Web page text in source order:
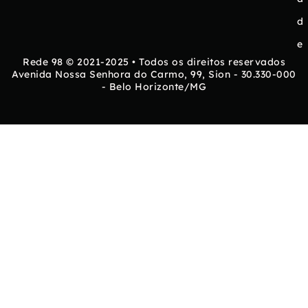
d
e
Rede 98 © 2021-2025 • Todos os direitos reservados
Avenida Nossa Senhora do Carmo, 99, Sion - 30.330-000
- Belo Horizonte/MG